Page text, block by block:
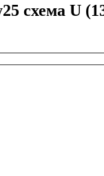
схема U